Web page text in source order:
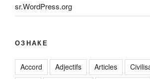
sr.WordPress.org
ОЗНАКЕ
Accord Adjectifs Articles